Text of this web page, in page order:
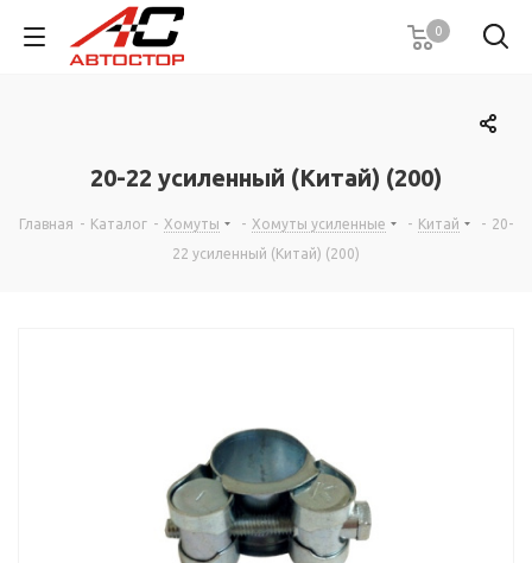
0
20-22 усиленный (Китай) (200)
Главная - Каталог - Хомуты - Хомуты усиленные - Китай - 20-
22 усиленный (Китай) (200)